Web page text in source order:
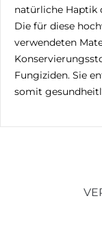
natürliche Haptik
Die für diese
verwendeten
Fungiziden. Sie
somit